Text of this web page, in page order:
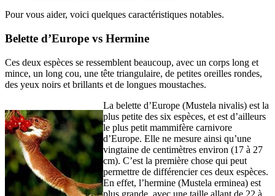
Pour vous aider, voici quelques caractéristiques notables.
Belette d’Europe vs Hermine
Ces deux espèces se ressemblent beaucoup, avec un corps long et
mince, un long cou, une tête triangulaire, de petites oreilles rondes,
des yeux noirs et brillants et de longues moustaches.
La belette d’Europe (Mustela nivalis) est la
plus petite des six espèces, et est d’ailleurs
le plus petit mammifère carnivore
d’Europe. Elle ne mesure ainsi qu’une
vingtaine de centimètres environ (17 à 27
cm). C’est la première chose qui peut
permettre de différencier ces deux espèces.
En effet, l’hermine (Mustela erminea) est
plus grande, avec une taille allant de 22 à